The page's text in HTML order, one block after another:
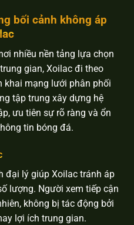
bối cảnh không áp
nhiều nền tảng lựa chọn
gian, Xoilac đi theo
khai mạng lưới phân phối
tập trung xây dựng hệ
ưu tiên sự rõ ràng và ổn
tin bóng đá.
đại lý giúp Xoilac tránh áp
lượng. Người xem tiếp cận
không bị tác động bởi
lợi ích trung gian.